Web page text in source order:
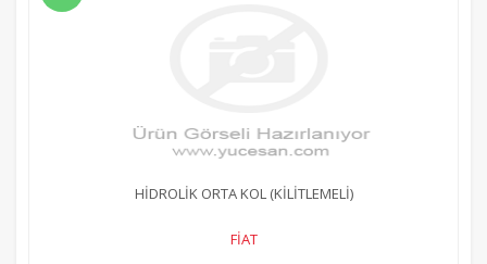
HİDROLİK ORTA KOL (KİLİTLEMELİ)
FİAT